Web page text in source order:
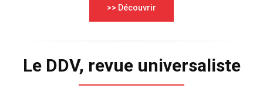
>> Découvrir
Le DDV, revue universaliste